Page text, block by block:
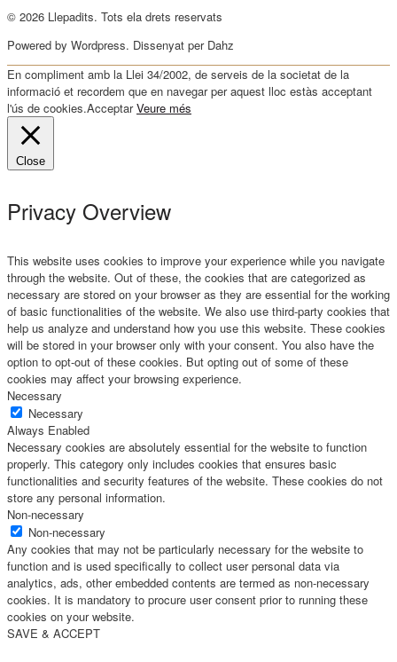
© 2026 Llepadits. Tots ela drets reservats
Powered by Wordpress. Dissenyat per Dahz
En compliment amb la Llei 34/2002, de serveis de la societat de la
informació et recordem que en navegar per aquest lloc estàs acceptant
l'ús de cookies.Acceptar Veure més
Close
Privacy Overview
This website uses cookies to improve your experience while you navigate
through the website. Out of these, the cookies that are categorized as
necessary are stored on your browser as they are essential for the working
of basic functionalities of the website. We also use third-party cookies that
help us analyze and understand how you use this website. These cookies
will be stored in your browser only with your consent. You also have the
option to opt-out of these cookies. But opting out of some of these
cookies may affect your browsing experience.
Necessary
Necessary
Always Enabled
Necessary cookies are absolutely essential for the website to function
properly. This category only includes cookies that ensures basic
functionalities and security features of the website. These cookies do not
store any personal information.
Non-necessary
Non-necessary
Any cookies that may not be particularly necessary for the website to
function and is used specifically to collect user personal data via
analytics, ads, other embedded contents are termed as non-necessary
cookies. It is mandatory to procure user consent prior to running these
cookies on your website.
SAVE & ACCEPT